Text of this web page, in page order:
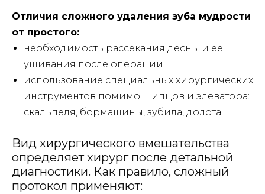
Отличия сложного удаления зуба мудрости
от простого:
необходимость рассекания десны и ее
ушивания после операции;
использование специальных хирургических
инструментов помимо щипцов и элеватора:
скальпеля, бормашины, зубила, долота.
Вид хирургического вмешательства
определяет хирург после детальной
диагностики. Как правило, сложный
протокол применяют: